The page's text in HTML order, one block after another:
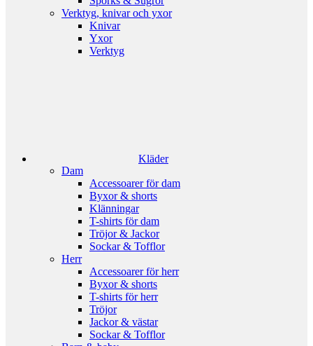
Verktyg, knivar och yxor
Knivar
Yxor
Verktyg
Kläder
Dam
Accessoarer för dam
Byxor & shorts
Klänningar
T-shirts för dam
Tröjor & Jackor
Sockar & Tofflor
Herr
Accessoarer för herr
Byxor & shorts
T-shirts för herr
Tröjor
Jackor & västar
Sockar & Tofflor